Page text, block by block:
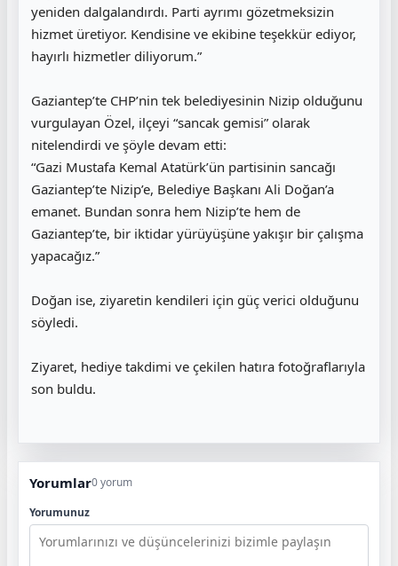
yeniden dalgalandırdı. Parti ayrımı gözetmeksizin
hizmet üretiyor. Kendisine ve ekibine teşekkür ediyor,
hayırlı hizmetler diliyorum.”
Gaziantep’te CHP’nin tek belediyesinin Nizip olduğunu
vurgulayan Özel, ilçeyi “sancak gemisi” olarak
nitelendirdi ve şöyle devam etti:
“Gazi Mustafa Kemal Atatürk’ün partisinin sancağı
Gaziantep’te Nizip’e, Belediye Başkanı Ali Doğan’a
emanet. Bundan sonra hem Nizip’te hem de
Gaziantep’te, bir iktidar yürüyüşüne yakışır bir çalışma
yapacağız.”
Doğan ise, ziyaretin kendileri için güç verici olduğunu
söyledi.
Ziyaret, hediye takdimi ve çekilen hatıra fotoğraflarıyla
son buldu.
Yorumlar0 yorum
Yorumunuz